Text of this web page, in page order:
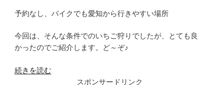
予約なし、バイクでも愛知から行きやすい場所
今回は、そんな条件でのいちご狩りでしたが、とても良
かったのでご紹介します。ど～ぞ♪
“ピ
続きを読む
スポンサードリンク